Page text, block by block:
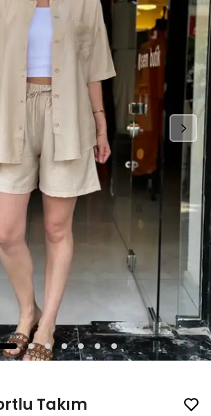
Takım